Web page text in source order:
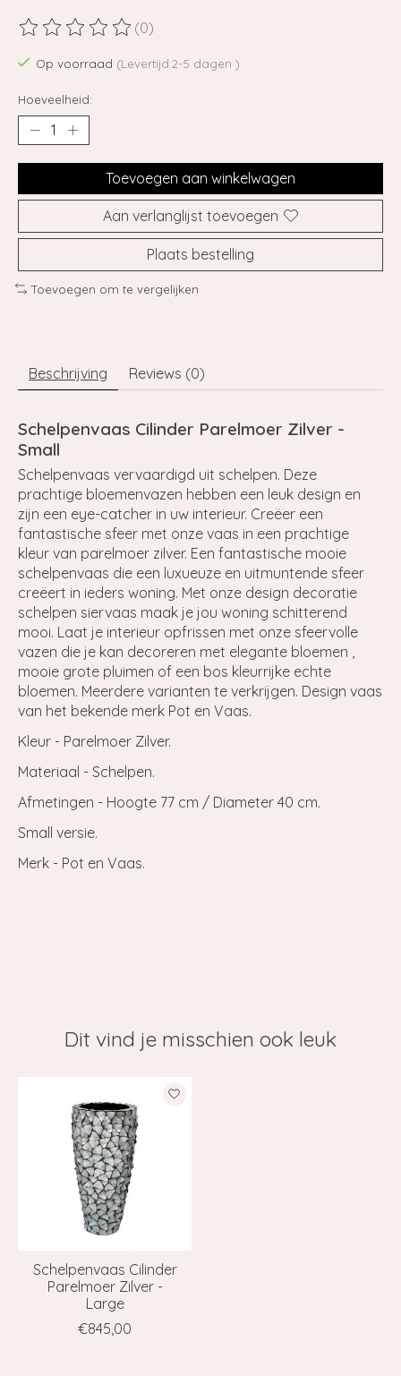
De beoordeling van dit product is
(0)
Op voorraad (Levertijd:2-5 dagen )
Hoeveelheid:
Toevoegen aan winkelwagen
Aan verlanglijst toevoegen
Plaats bestelling
Toevoegen om te vergelijken
Beschrijving Reviews (0)
Schelpenvaas Cilinder Parelmoer Zilver -
Small
Schelpenvaas vervaardigd uit schelpen. Deze
prachtige bloemenvazen hebben een leuk design en
zijn een eye-catcher in uw interieur. Creëer een
fantastische sfeer met onze vaas in een prachtige
kleur van parelmoer zilver. Een fantastische mooie
schelpenvaas die een luxueuze en uitmuntende sfeer
creëert in ieders woning. Met onze design decoratie
schelpen siervaas maak je jou woning schitterend
mooi. Laat je interieur opfrissen met onze sfeervolle
vazen die je kan decoreren met elegante bloemen ,
mooie grote pluimen of een bos kleurrijke echte
bloemen. Meerdere varianten te verkrijgen. Design vaas
van het bekende merk Pot en Vaas.
Kleur - Parelmoer Zilver.
Materiaal - Schelpen.
Afmetingen - Hoogte 77 cm / Diameter 40 cm.
Small versie.
Merk - Pot en Vaas.
Dit vind je misschien ook leuk
Items van productcarrousel
Schelpenvaas Cilinder
Parelmoer Zilver -
Large
€845,00